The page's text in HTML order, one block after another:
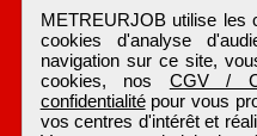
METREURJOB utilise les
cookies d'analyse
navigation sur ce site,
cookies, nos CGV /
confidentialitépour vous
vos centres d'intérêt et